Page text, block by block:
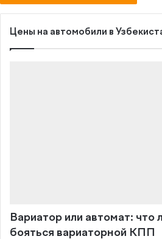
Цены на автомобили в
Вариатор или автомат: что
бояться вариаторной КПП